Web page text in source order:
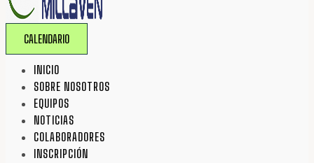
CALENDARIO
INICIO
SOBRE NOSOTROS
EQUIPOS
NOTICIAS
COLABORADORES
INSCRIPCIÓN